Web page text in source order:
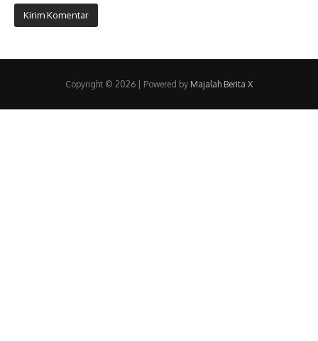
Copyright © 2026 | Powered by Majalah Berita X